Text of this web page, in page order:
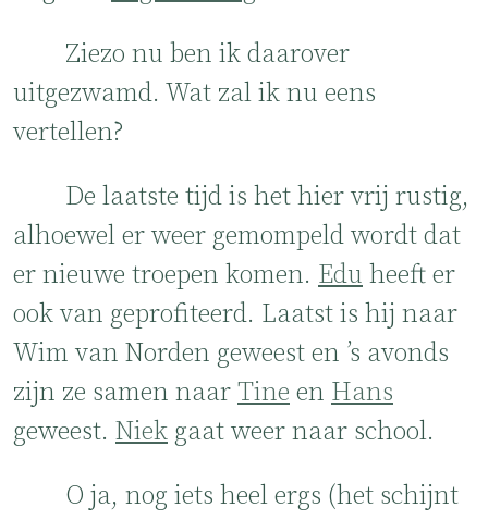
Ziezo nu ben ik daarover
uitgezwamd. Wat zal ik nu eens
vertellen?
De laatste tijd is het hier vrij rustig,
alhoewel er weer gemompeld wordt dat
er nieuwe troepen komen. Edu heeft er
ook van geprofiteerd. Laatst is hij naar
Wim van Norden geweest en ’s avonds
zijn ze samen naar Tine en Hans
geweest. Niek gaat weer naar school.
O ja, nog iets heel ergs (het schijnt